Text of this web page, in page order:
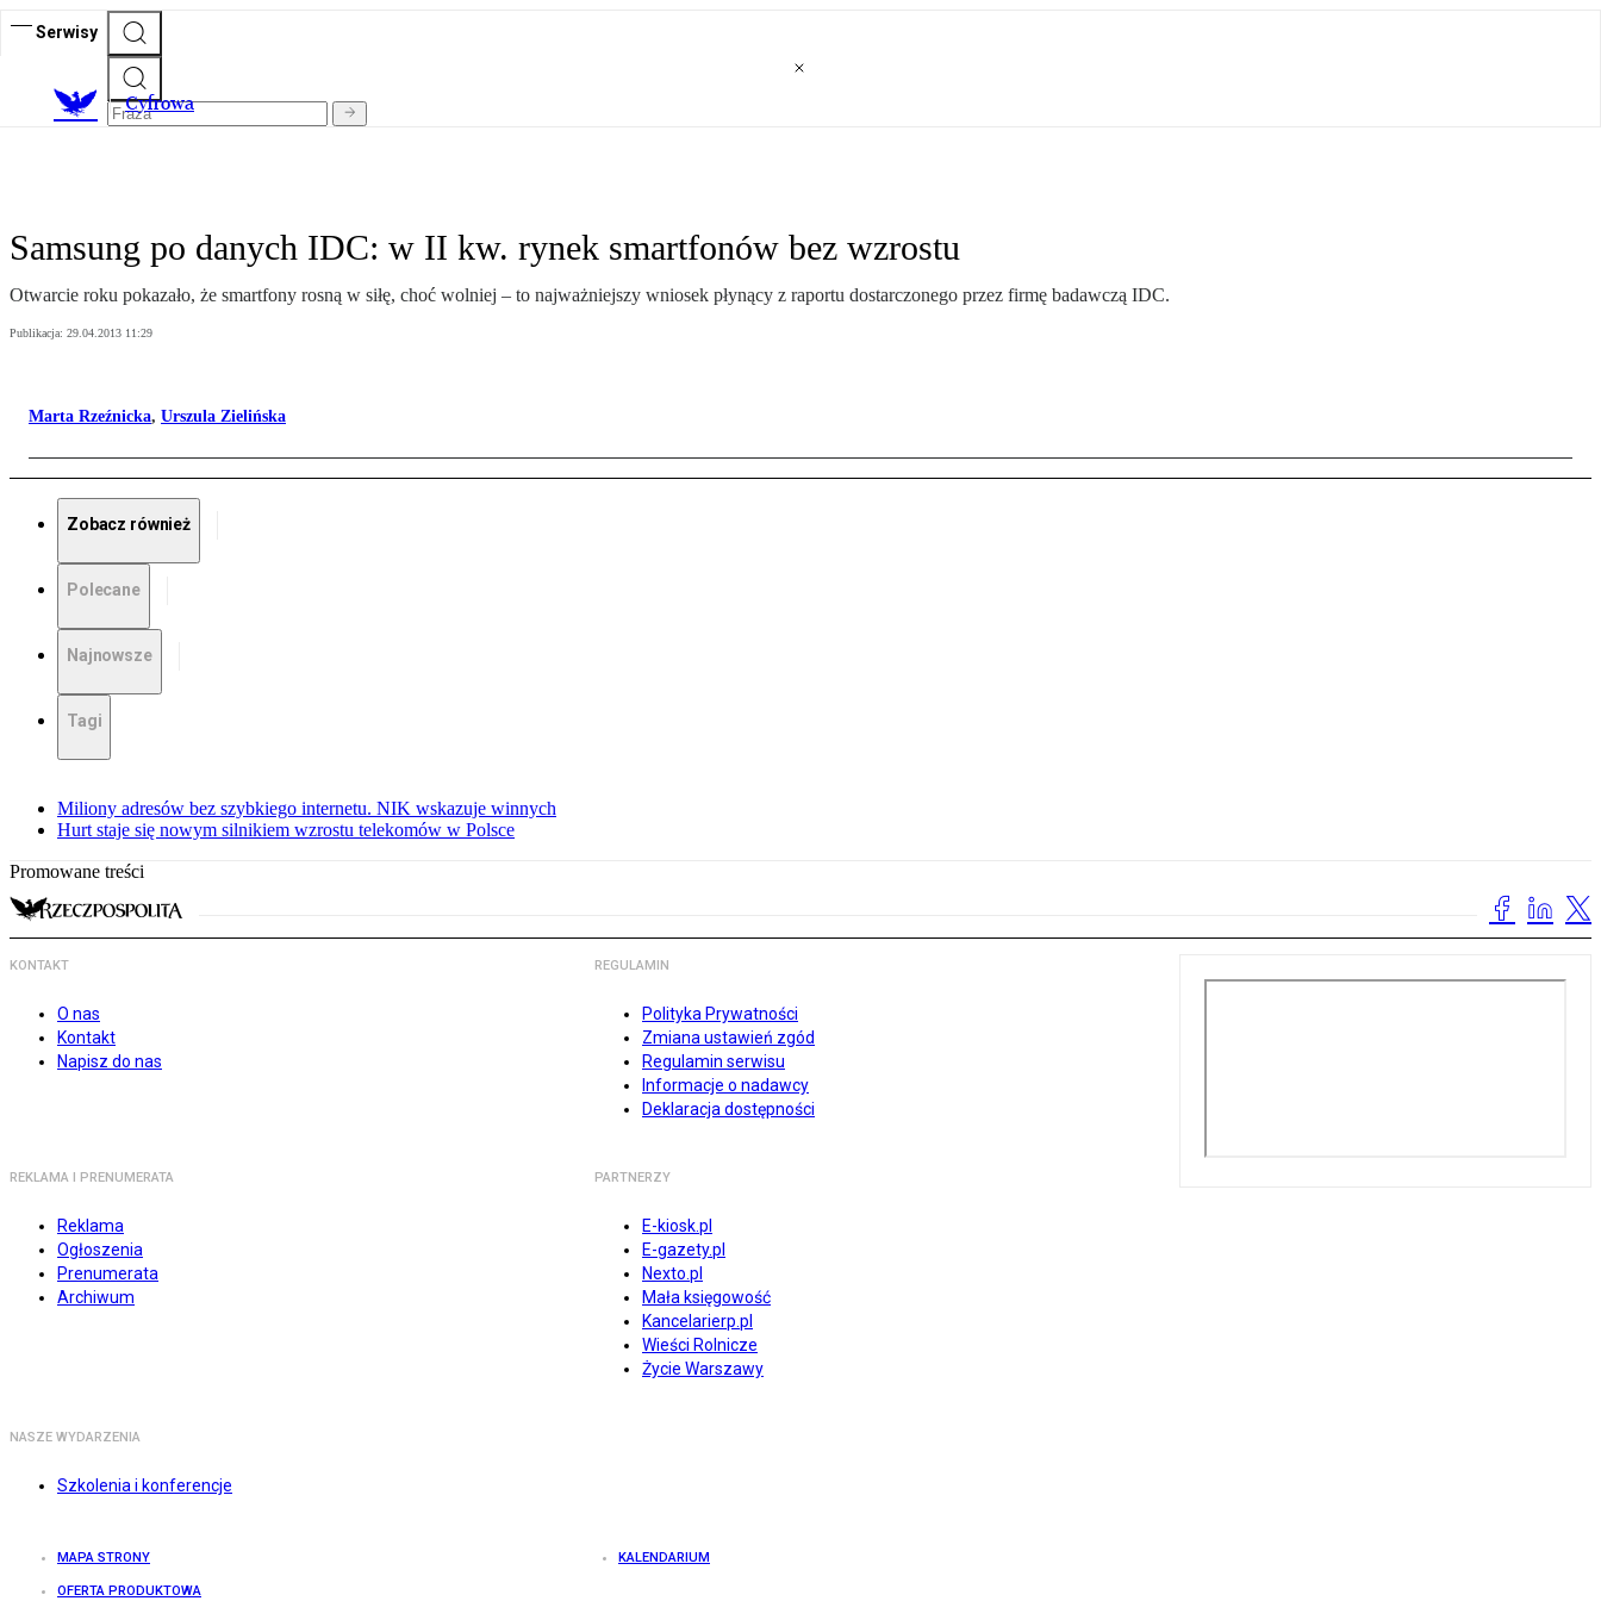
Serwisy
Cyfrowa
Samsung po danych IDC: w II kw. rynek smartfonów bez wzrostu
Otwarcie roku pokazało, że smartfony rosną w siłę, choć wolniej – to najważniejszy wniosek płynący z raportu dostarczonego przez firmę badawczą IDC.
Publikacja: 29.04.2013 11:29
Marta Rzeźnicka, Urszula Zielińska
Zobacz również
Polecane
Najnowsze
Tagi
Miliony adresów bez szybkiego internetu. NIK wskazuje winnych
Hurt staje się nowym silnikiem wzrostu telekomów w Polsce
Promowane treści
KONTAKT
O nas
Kontakt
Napisz do nas
REGULAMIN
Polityka Prywatności
Zmiana ustawień zgód
Regulamin serwisu
Informacje o nadawcy
Deklaracja dostępności
REKLAMA I PRENUMERATA
Reklama
Ogłoszenia
Prenumerata
Archiwum
PARTNERZY
E-kiosk.pl
E-gazety.pl
Nexto.pl
Mała księgowość
Kancelarierp.pl
Wieści Rolnicze
Życie Warszawy
NASZE WYDARZENIA
Szkolenia i konferencje
MAPA STRONY KALENDARIUM
OFERTA PRODUKTOWA